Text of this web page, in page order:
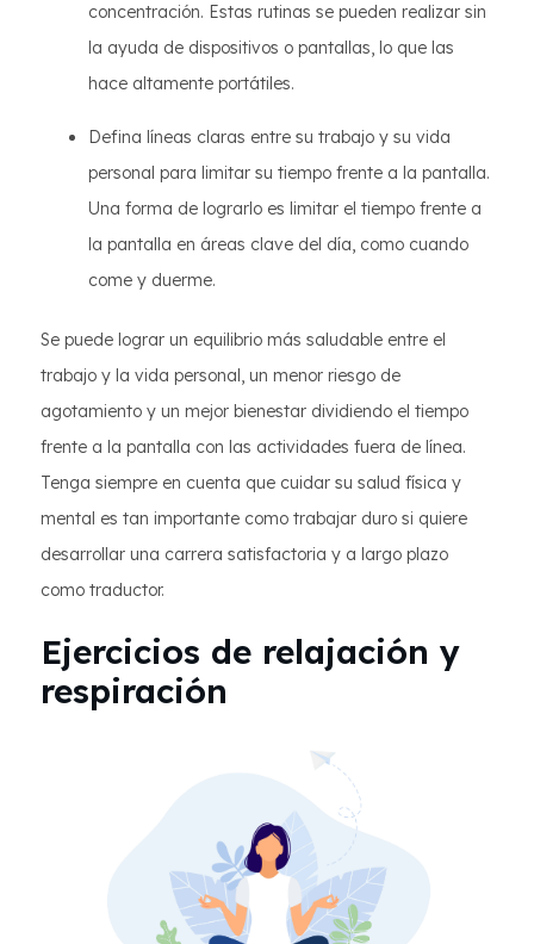
concentración. Estas rutinas se pueden realizar sin
la ayuda de dispositivos o pantallas, lo que las
hace altamente portátiles.
Defina líneas claras entre su trabajo y su vida
personal para limitar su tiempo frente a la pantalla.
Una forma de lograrlo es limitar el tiempo frente a
la pantalla en áreas clave del día, como cuando
come y duerme.
Se puede lograr un equilibrio más saludable entre el
trabajo y la vida personal, un menor riesgo de
agotamiento y un mejor bienestar dividiendo el tiempo
frente a la pantalla con las actividades fuera de línea.
Tenga siempre en cuenta que cuidar su salud física y
mental es tan importante como trabajar duro si quiere
desarrollar una carrera satisfactoria y a largo plazo
como traductor.
Ejercicios de relajación y
respiración